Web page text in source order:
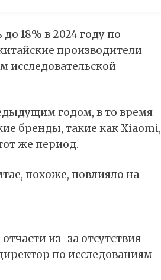
18% в 2024 году по
производители
исследовательской
годом, в то время
бренды, такие как Xiaomi,
же период.
похоже, повлияло на
из-за отсутствия
по исследованиям